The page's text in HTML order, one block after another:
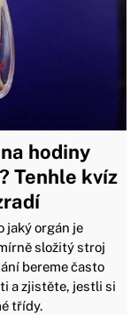
hodiny
Tenhle kvíz
jaký orgán je
složitý stroj
bereme často
a zjistěte, jestli si
třídy.